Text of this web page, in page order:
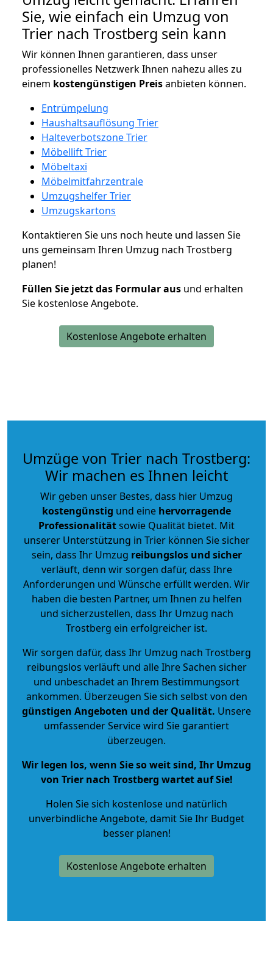
Sie, wie einfach ein Umzug von
Trier nach Trostberg sein kann
Wir können Ihnen garantieren, dass unser
professionelles Netzwerk Ihnen nahezu alles zu
einem kostengünstigen Preisanbieten können.
Entrümpelung
Haushaltsauflösung Trier
Halteverbotszone Trier
Möbellift Trier
Möbeltaxi
Möbelmitfahrzentrale
Umzugshelfer Trier
Umzugskartons
Kontaktieren Sie uns noch heute und lassen Sie
uns gemeinsam Ihren Umzug nach Trostberg
planen!
Füllen Sie jetzt das Formular aus und erhalten
Sie kostenlose Angebote.
Kostenlose Angebote erhalten
Umzüge von Trier nach Trostberg:
Wir machen es Ihnen leicht
Wir geben unser Bestes, dass hier Umzug
kostengünstig und eine hervorragende
Professionalitätsowie Qualität bietet. Mit
unserer Unterstützung in Trier können Sie sicher
sein, dass Ihr Umzug reibungslos und sicher
verläuft, denn wir sorgen dafür, dass Ihre
Anforderungen und Wünsche erfüllt werden. Wir
haben die besten Partner, um Ihnen zu helfen
und sicherzustellen, dass Ihr Umzug nach
Trostberg ein erfolgreicher ist.
Wir sorgen dafür, dass Ihr Umzug nach Trostberg
reibungslos verläuft und alle Ihre Sachen sicher
und unbeschadet an Ihrem Bestimmungsort
ankommen. Überzeugen Sie sich selbst von den
günstigen Angeboten und der Qualität. Unsere
umfassender Service wird Sie garantiert
überzeugen.
Wir legen los, wenn Sie so weit sind, Ihr Umzug
von Trier nach Trostberg wartet auf Sie!
Holen Sie sich kostenlose und natürlich
unverbindliche Angebote, damit Sie Ihr Budget
besser planen!
Kostenlose Angebote erhalten